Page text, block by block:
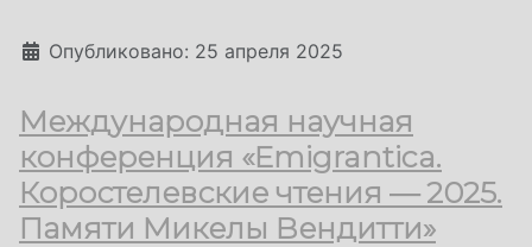
Информация о материале
Опубликовано: 25 апреля 2025
Международная научная
конференция «Emigrantica.
Коростелевские чтения — 2025.
Памяти Микелы Вендитти»